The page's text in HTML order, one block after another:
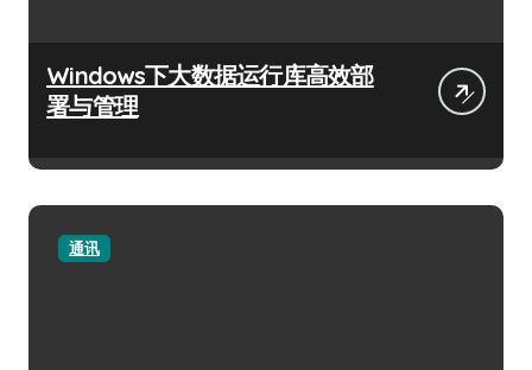
Windows下大数据运行库高效部
署与管理
通讯